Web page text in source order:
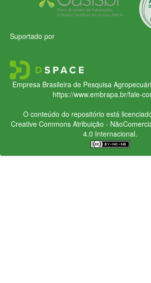
Suportado por
Empresa Brasileira de Pesquisa
https://www.embrapa.br/fale-
O conteúdo do repositório está
Creative CommonsAtribuição -
4.0 Internacional.